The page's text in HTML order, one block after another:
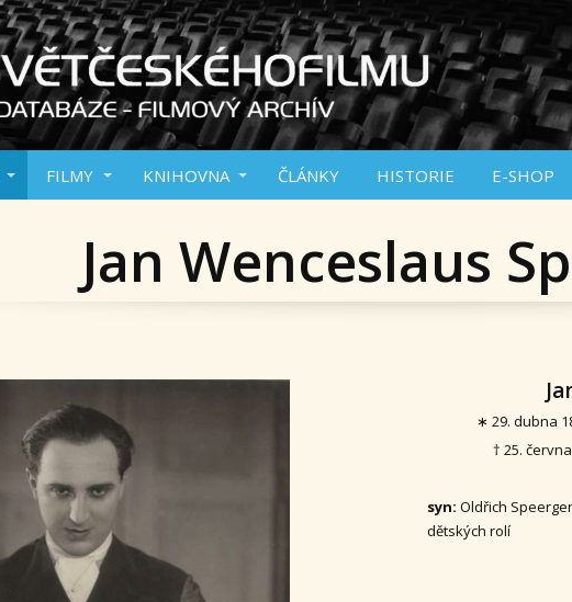
FILMY KNIHOVNA ČLÁNKY HISTORIE E-SHOP
Jan Wenceslaus
∗ 29. dubna
† 25.
syn:Oldřich
dětských rolí